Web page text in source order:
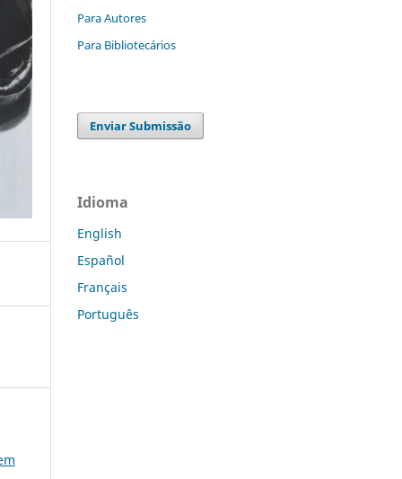
Para Autores
Para Bibliotecários
Enviar Submissão
Idioma
English
Español
Français
Português